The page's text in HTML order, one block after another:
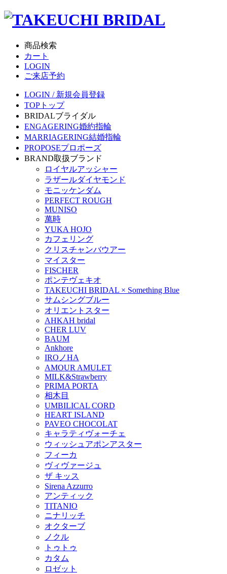
商品検索
カート
LOGIN
ご来店予約
LOGIN / 新規会員登録
TOP トップ
BRIDALブライダル
ENGAGERING婚約指輪
MARRIAGERING結婚指輪
PROPOSEプロポーズ
BRAND取扱ブランド
ロイヤルアッシャー
ラザールダイヤモンド
モニッケンダム
PERFECT ROUGH
MUNISO
萬時
YUKA HOJO
カフェリング
クリスチャンバウアー
マイスター
FISCHER
ポンテヴェキオ
TAKEUCHI BRIDAL × Something Blue
サムシングブルー
オリエントスター
AHKAH bridal
CHER LUV
BAUM
Ankhore
IROノHA
AMOUR AMULET
MILK&Strawberry
PRIMA PORTA
相木目
UMBILICAL CORD
HEART ISLAND
PAVEO CHOCOLAT
キャラティヴォーチェ
ウィッシュアポンアスター
フィーカ
ヴィヴァージュ
ザ キッス
Sirena Azzurro
アンティック
TITANIO
ニナリッチ
オクターブ
ノクル
トゥトゥ
カタム
ロゼット